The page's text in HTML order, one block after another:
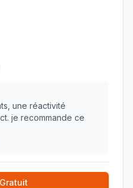
une réactivité
je recommande ce